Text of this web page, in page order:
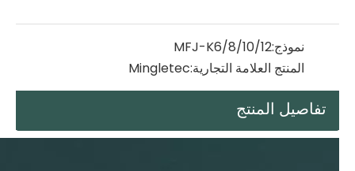
نموذج:MFJ-K6/8/10/12
المنتج العلامة التجارية:Mingletec
تفاصيل المنتج